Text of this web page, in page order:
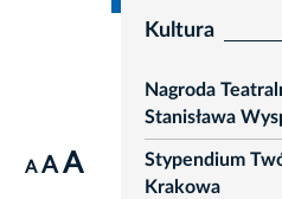
A A A
Kultura
Nagroda
Stanisława
Stypendium
Krakowa